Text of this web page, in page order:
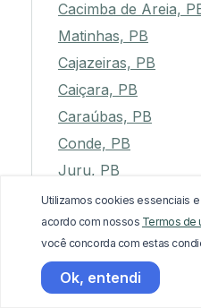
Cacimba de Areia, PB
Matinhas, PB
Cajazeiras, PB
Caiçara, PB
Caraúbas, PB
Conde, PB
Alhandra, PB
São João do Rio do
Brejo do Cruz, PB
Araçagi, PB
Utilizamos cookies essenciais
acordo com nossos Termos de
você concorda com estas
Ok, entendi